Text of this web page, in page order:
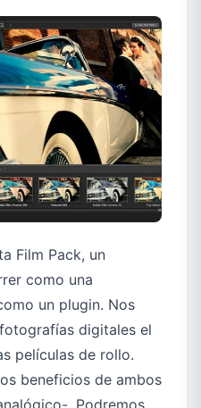
Film Pack, un
como una
un plugin. Nos
digitales el
películas de rollo.
beneficios de ambos